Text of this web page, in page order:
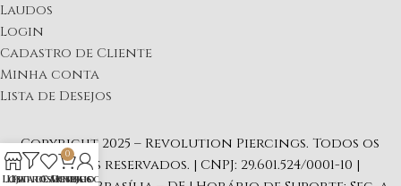
Loja
Filtros
Lista de Desejos
0
Carrinho
Minha conta
Laudos
Login
Cadastro de Cliente
Minha conta
Lista de Desejos
Copyright 2025 – Revolution Piercings. Todos os
direitos reservados. | CNPJ: 29.601.524/0001-10 |